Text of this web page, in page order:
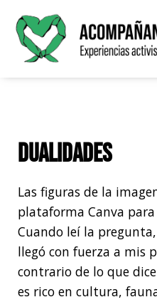
Saltar
contenido
Dualidades
Las figuras de la
plataforma Canva
Cuando leí la
llegó con fuerza a mis
contrario de lo que
es rico en cultura,